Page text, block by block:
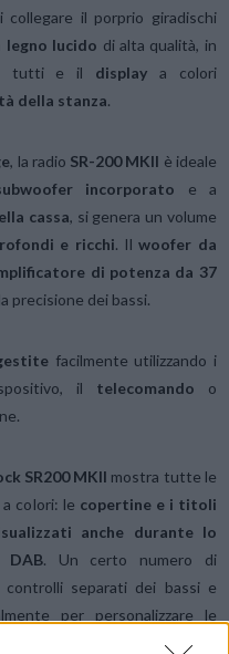
collegare il porprio giradischi
legno lucido di alta qualità, in
a tutti e il display a colori
della stanza.
, la radio SR-200 MKII è ideale
incorporato e a
cassa, si genera un volume
e ricchi. Ilwoofer da
di potenza da 37
precisione dei bassi.
facilmente utilizzando i
il telecomando o
SR200 MKII mostra tutte le
colori: le copertine e i titoli
anche durante lo
. Un certo numero di
controlli separati dei bassi e
per personalizzare le